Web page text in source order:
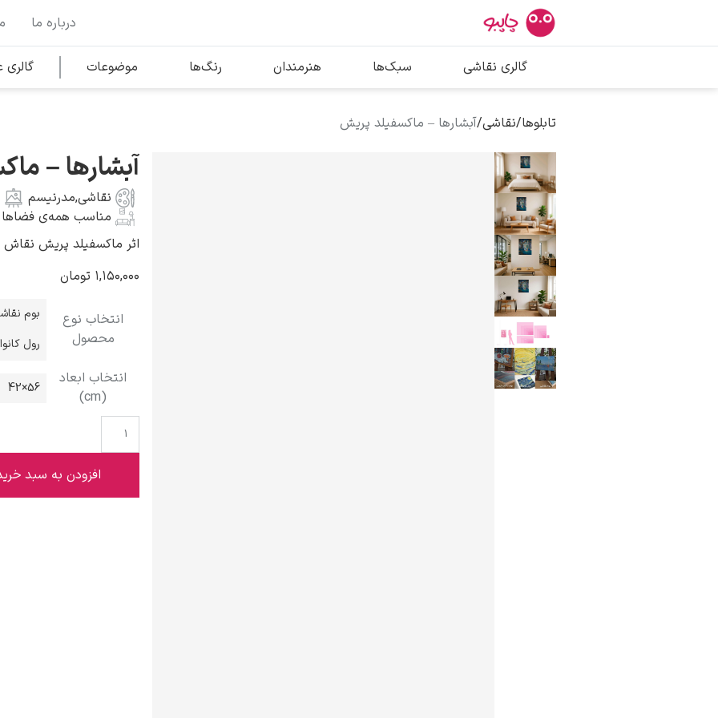
بیشترین جستجوها
پیکاسو
سالوادور دالی
محبوب‌ترین هنرمندان
درباره ما
گالری نقاشی سبک‌ها هنرمندان رنگ‌ها موضوعات
تابلوها/نقاشی/آبشارها – ماکسفیلد پریش
آبشارها –
نقاشی,مدرنیسم
مناسب همه‌ی فضاها
اثر ماکسفیلد پریش نقاش
۱,۱۵۰,۰۰۰ تومان
انتخاب نوع
محصول
بوم
رول
انتخاب ابعاد
(cm)
56×42
افزودن به سبد